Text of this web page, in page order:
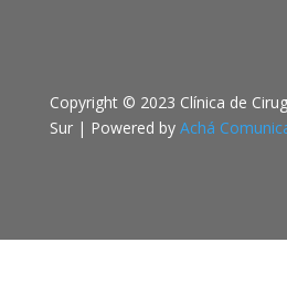
Copyright © 2023 Clínica de
Sur | Powered by Achá